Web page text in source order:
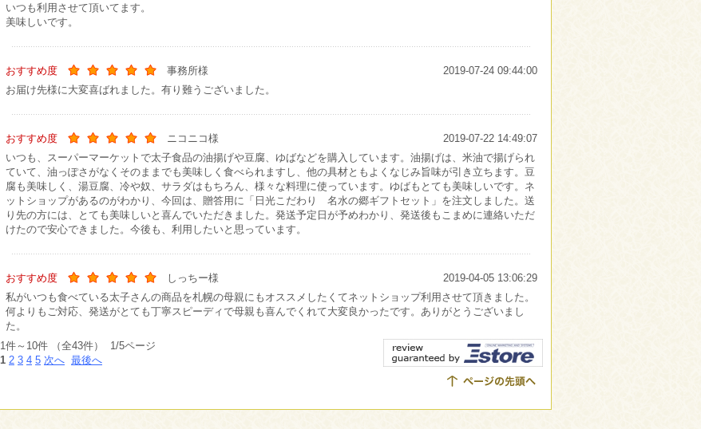
いつも利用させて頂いてます。
美味しいです。
おすすめ度 事務所様
2019-07-24 09:44:00
お届け先様に大変喜ばれました。有り難うございました。
おすすめ度 ニコニコ様
2019-07-22 14:49:07
いつも、スーパーマーケットで太子食品の油揚げや豆腐、ゆばなどを購入しています。油揚げは、米油で揚げられ
ていて、油っぽさがなくそのままでも美味しく食べられますし、他の具材ともよくなじみ旨味が引き立ちます。豆
腐も美味しく、湯豆腐、冷や奴、サラダはもちろん、様々な料理に使っています。ゆばもとても美味しいです。ネ
ットショップがあるのがわかり、今回は、贈答用に「日光こだわり 名水の郷ギフトセット」を注文しました。送
り先の方には、とても美味しいと喜んでいただきました。発送予定日が予めわかり、発送後もこまめに連絡いただ
けたので安心できました。今後も、利用したいと思っています。
おすすめ度 しっちー様
2019-04-05 13:06:29
私がいつも食べている太子さんの商品を札幌の母親にもオススメしたくてネットショップ利用させて頂きました。
何よりもご対応、発送がとても丁寧スピーディで母親も喜んでくれて大変良かったです。ありがとうございまし
た。
1件～10件 （全43件） 1/5ページ
1 2 3 4 5 次へ 最後へ